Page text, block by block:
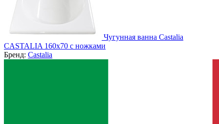
Чугунная ванна Castalia
CASTALIA 160x70 с ножками
Бренд: Castalia